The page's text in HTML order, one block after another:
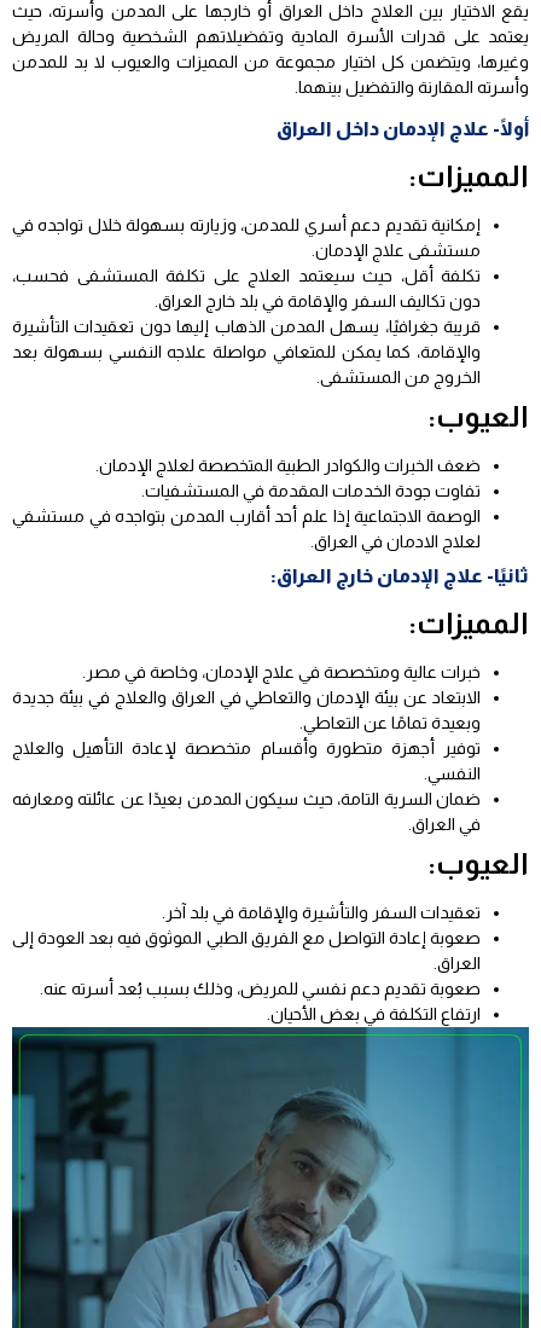
يقع الاختيار بين العلاج داخل العراق أو خارجها على المدمن وأسرته، حيث
يعتمد على قدرات الأسرة المادية وتفضيلاتهم الشخصية وحالة المريض
وغيرها، ويتضمن كل اختيار مجموعة من المميزات والعيوب لا بد للمدمن
وأسرته المقارنة والتفضيل بينهما.
أولًا- علاج الإدمان داخل العراق
المميزات:
إمكانية تقديم دعم أسري للمدمن، وزيارته بسهولة خلال تواجده في
مستشفى علاج الإدمان.
تكلفة أقل، حيث سيعتمد العلاج على تكلفة المستشفى فحسب،
دون تكاليف السفر والإقامة في بلد خارج العراق.
قريبة جغرافيًا، يسهل المدمن الذهاب إليها دون تعقيدات التأشيرة
والإقامة، كما يمكن للمتعافي مواصلة علاجه النفسي بسهولة بعد
الخروج من المستشفى.
العيوب:
ضعف الخبرات والكوادر الطبية المتخصصة لعلاج الإدمان.
تفاوت جودة الخدمات المقدمة في المستشفيات.
الوصمة الاجتماعية إذا علم أحد أقارب المدمن بتواجده في مستشفي
لعلاج الادمان في العراق.
ثانيًا- علاج الإدمان خارج العراق:
المميزات:
خبرات عالية ومتخصصة في علاج الإدمان، وخاصة في مصر.
الابتعاد عن بيئة الإدمان والتعاطي في العراق والعلاج في بيئة جديدة
وبعيدة تمامًا عن التعاطي.
توفير أجهزة متطورة وأقسام متخصصة لإعادة التأهيل والعلاج
النفسي.
ضمان السرية التامة، حيث سيكون المدمن بعيدًا عن عائلته ومعارفه
في العراق.
العيوب:
تعقيدات السفر والتأشيرة والإقامة في بلد آخر.
صعوبة إعادة التواصل مع الفريق الطبي الموثوق فيه بعد العودة إلى
العراق.
صعوبة تقديم دعم نفسي للمريض، وذلك بسبب بُعد أسرته عنه.
ارتفاع التكلفة في بعض الأحيان.